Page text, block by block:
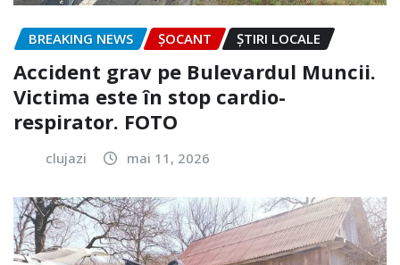
BREAKING NEWS ȘOCANT ȘTIRI LOCALE
Accident grav pe Bulevardul Muncii.
Victima este în stop cardio-
respirator. FOTO
clujazi mai 11, 2026